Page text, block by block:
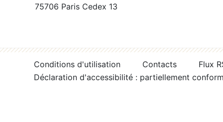
75706 Paris Cedex 13
Conditions d'utilisation Contacts
Flux
Déclaration d'accessibilité : partiellement